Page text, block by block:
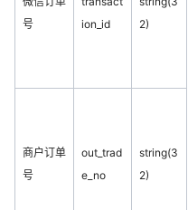
号
ion_id
2)
商户订单
号
out_trad
e_no
string(3
2)